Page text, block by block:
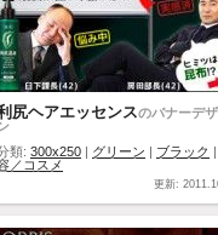
尻ヘアエッセンスのバナーデ
類: 300x250 グリーン ブラック
／コスメ
更新: